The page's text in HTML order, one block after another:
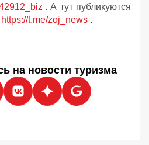
. А тут публикуются
https://t.me/zoj_news .
на новости туризма